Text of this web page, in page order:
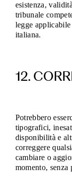
esistenza,
tribunale
legge
italiana.
12.
Potrebbero
tipografici,
disponibilità e
correggere
cambiare o
momento, senza